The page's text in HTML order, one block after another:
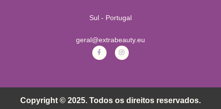
Sul - Portugal
geral@extrabeauty.eu
Copyright © 2025. Todos os direitos reservados.